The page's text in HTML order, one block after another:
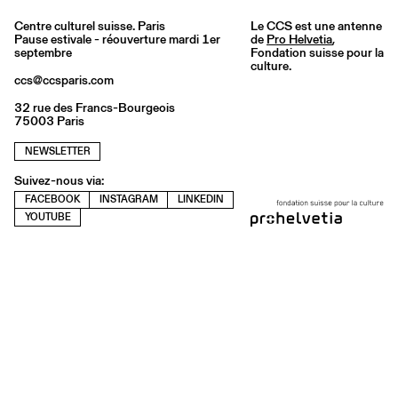
Centre culturel suisse. Paris
Pause estivale - réouverture mardi 1er
septembre
ccs@ccsparis.com
32 rue des Francs-Bourgeois
75003 Paris
NEWSLETTER
Suivez-nous via:
FACEBOOK INSTAGRAM
LINKEDIN
YOUTUBE
Le CCS est une antenne
de Pro Helvetia,
Fondation suisse pour la
culture.